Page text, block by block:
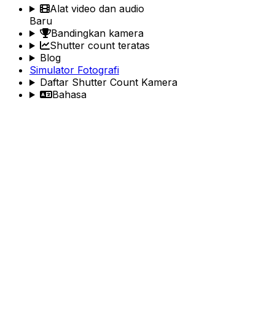
Alat video dan audio
Baru
Bandingkan kamera
Shutter count teratas
Blog
Simulator Fotografi
Daftar Shutter Count Kamera
Bahasa